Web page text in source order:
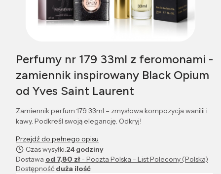
Perfumy nr 179 33ml z feromonami -
zamiennik inspirowany Black Opium
od Yves Saint Laurent
Zamiennik perfum 179 33ml – zmysłowa kompozycja wanilii i
kawy. Podkreśl swoją elegancję. Odkryj!
Przejdź do pełnego opisu
Czas wysyłki:24 godziny
Dostawa od 7,80 zł- Poczta Polska - List Polecony (Polska)
Dostępność:duża ilość